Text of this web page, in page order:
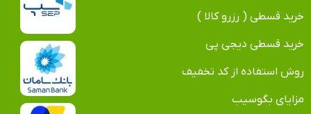
خرید قسطی ( رزرو کالا )
خرید قسطی دیجی پی
روش استفاده از کد تخفیف
مزایای بگوسیب